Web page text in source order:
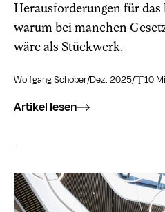
Herausforderungen für
warum bei manchen
wäre als Stückwerk.
Wolfgang Schober/Dez. 2025/ 10
Artikel lesen